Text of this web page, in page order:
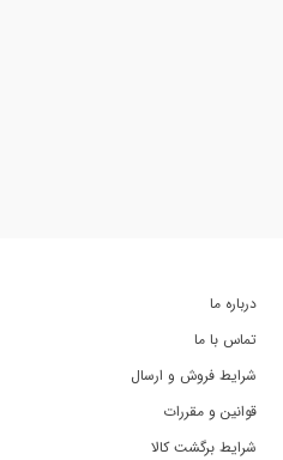
درباره ما
تماس با ما
شرایط فروش و ارسال
قوانین و مقررات
شرایط برگشت کالا